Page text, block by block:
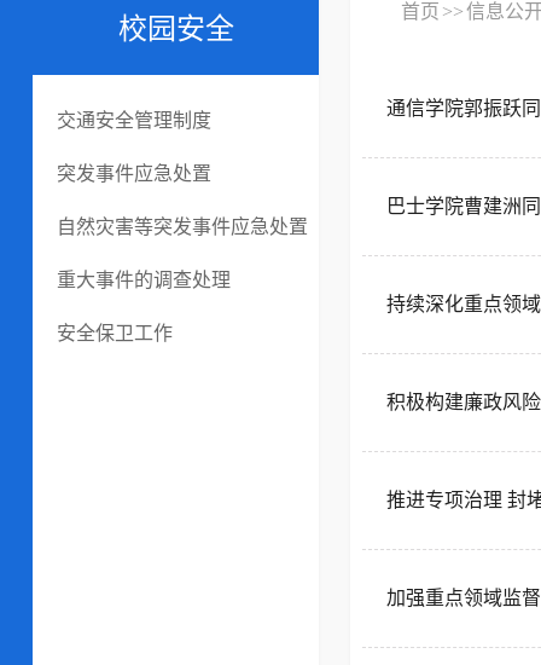
校园安全
交通安全管理制度
突发事件应急处置
自然灾害等突发事件应急处置
重大事件的调查处理
安全保卫工作
首页 >>信息公
通信学院郭振跃
巴士学院曹建洲
持续深化重点领
积极构建廉政风
推进专项治理 封
加强重点领域监